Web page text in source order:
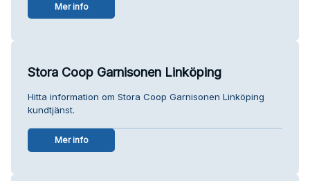
Mer info
Stora Coop Garnisonen Linköping
Hitta information om Stora Coop Garnisonen Linköping
kundtjänst.
Mer info